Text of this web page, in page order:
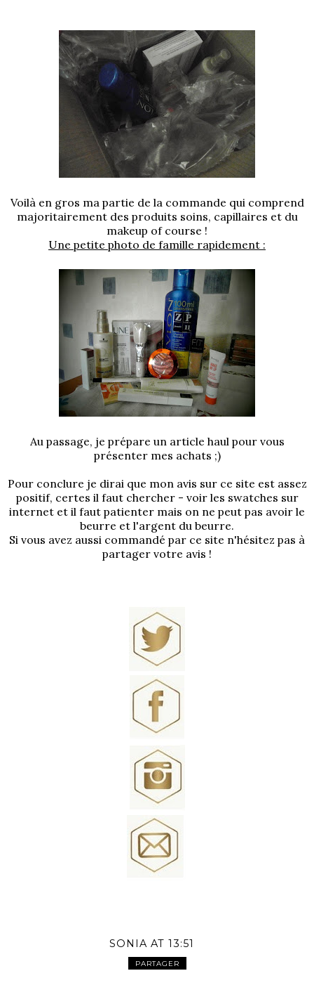
Voilà en gros ma partie de la commande qui comprend
majoritairement des produits soins, capillaires et du
makeup of course !
Une petite photo de famille rapidement :
Au passage, je prépare un article haul pour vous
présenter mes achats ;)
Pour conclure je dirai que mon avis sur ce site est assez
positif, certes il faut chercher - voir les swatches sur
internet et il faut patienter mais on ne peut pas avoir le
beurre et l'argent du beurre.
Si vous avez aussi commandé par ce site n'hésitez pas à
partager votre avis !
SONIA AT13:51
PARTAGER